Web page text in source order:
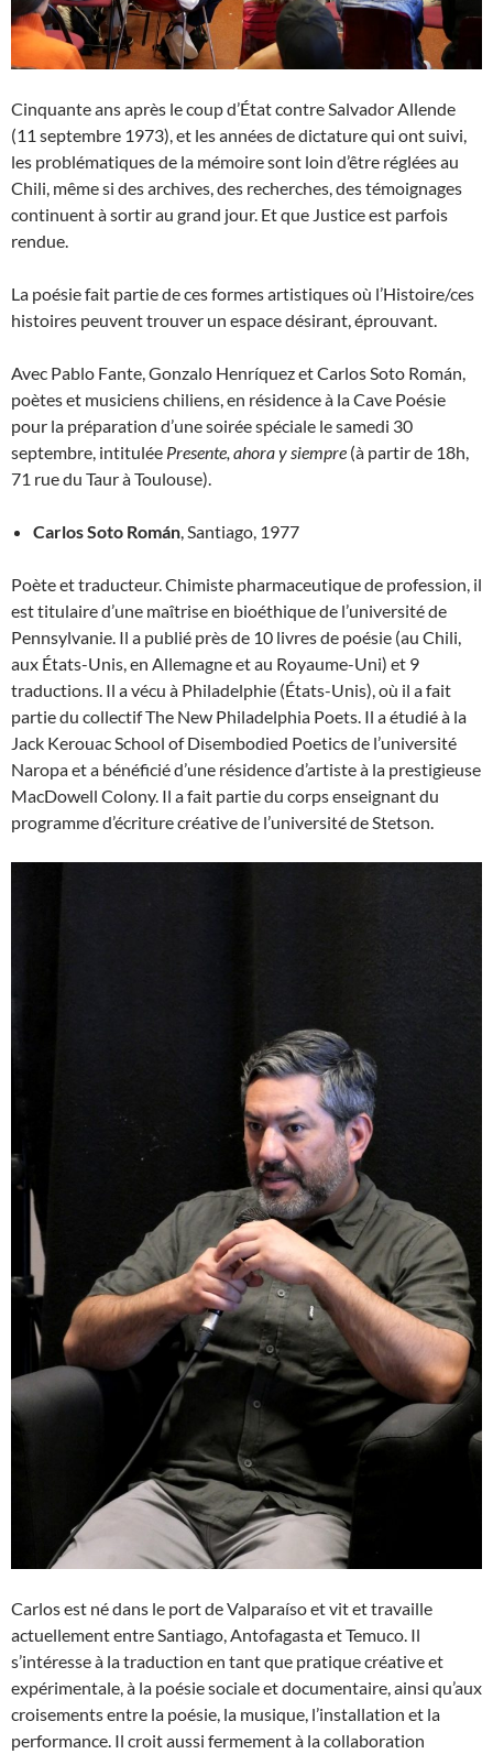
Cinquante ans après le coup d’État contre Salvador Allende
(11 septembre 1973), et les années de dictature qui ont suivi,
les problématiques de la mémoire sont loin d’être réglées au
Chili, même si des archives, des recherches, des témoignages
continuent à sortir au grand jour. Et que Justice est parfois
rendue.
La poésie fait partie de ces formes artistiques où l’Histoire/ces
histoires peuvent trouver un espace désirant, éprouvant.
Avec Pablo Fante, Gonzalo Henríquez et Carlos Soto Román,
poètes et musiciens chiliens, en résidence à la Cave Poésie
pour la préparation d’une soirée spéciale le samedi 30
septembre, intitulée Presente, ahora y siempre (à partir de 18h,
71 rue du Taur à Toulouse).
Carlos Soto Román, Santiago, 1977
Poète et traducteur. Chimiste pharmaceutique de profession, il
est titulaire d’une maîtrise en bioéthique de l’université de
Pennsylvanie. Il a publié près de 10 livres de poésie (au Chili,
aux États-Unis, en Allemagne et au Royaume-Uni) et 9
traductions. Il a vécu à Philadelphie (États-Unis), où il a fait
partie du collectif The New Philadelphia Poets. Il a étudié à la
Jack Kerouac School of Disembodied Poetics de l’université
Naropa et a bénéficié d’une résidence d’artiste à la prestigieuse
MacDowell Colony. Il a fait partie du corps enseignant du
programme d’écriture créative de l’université de Stetson.
Carlos est né dans le port de Valparaíso et vit et travaille
actuellement entre Santiago, Antofagasta et Temuco. Il
s’intéresse à la traduction en tant que pratique créative et
expérimentale, à la poésie sociale et documentaire, ainsi qu’aux
croisements entre la poésie, la musique, l’installation et la
performance. Il croit aussi fermement à la collaboration